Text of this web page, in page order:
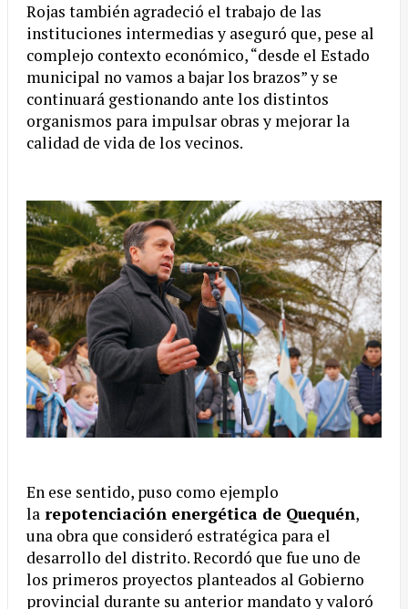
Rojas también agradeció el trabajo de las
instituciones intermedias y aseguró que, pese al
complejo contexto económico, “desde el Estado
municipal no vamos a bajar los brazos” y se
continuará gestionando ante los distintos
organismos para impulsar obras y mejorar la
calidad de vida de los vecinos.
En ese sentido, puso como ejemplo
la repotenciación energética de Quequén,
una obra que consideró estratégica para el
desarrollo del distrito. Recordó que fue uno de
los primeros proyectos planteados al Gobierno
provincial durante su anterior mandato y valoró